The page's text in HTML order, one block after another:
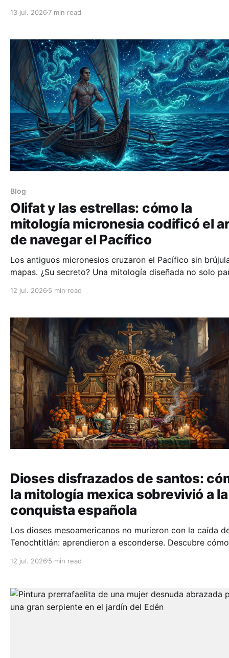
inquietantemente familiares.
13 jul. 2026 7 min read
Blog
Olifat y las estrellas: cómo la
mitología micronesia codificó el
de navegar el Pacífico
Los antiguos micronesios cruzaron el Pacífico sin
mapas. ¿Su secreto? Una mitología diseñada no solo
estelar codificado en historias de héroes y
12 jul. 2026 5 min read
Dioses disfrazados de santos:
la mitología mexica sobrevivió a la
conquista española
Los dioses mesoamericanos no murieron con la caída
Tenochtitlán: aprendieron a esconderse. Descubre
sobrevivir bajo los altares católicos.
12 jul. 2026 5 min read